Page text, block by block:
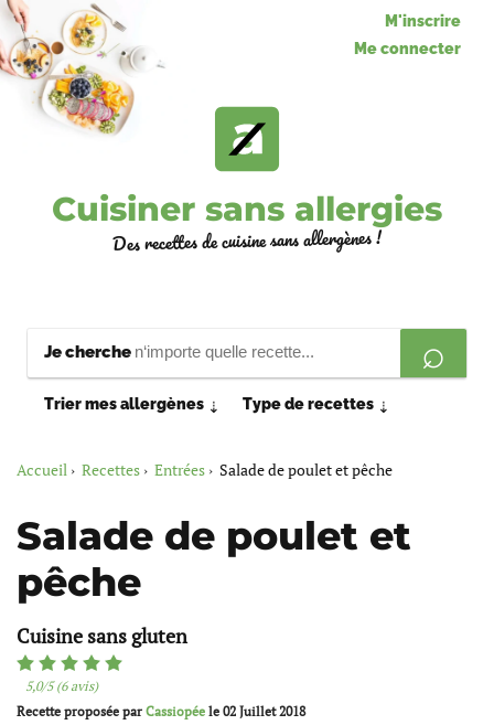
M'inscrire
Me connecter
Cuisiner sans allergies
Des recettes de cuisine sans allergènes !
Je cherche
Trier mes allergènes ⇣ Type de recettes ⇣
Accueil Recettes Entrées Salade de poulet et pêche
Salade de poulet et
pêche
Cuisine sans gluten
5,0/5 (6 avis)
Recette proposée par Cassiopée le 02 Juillet 2018